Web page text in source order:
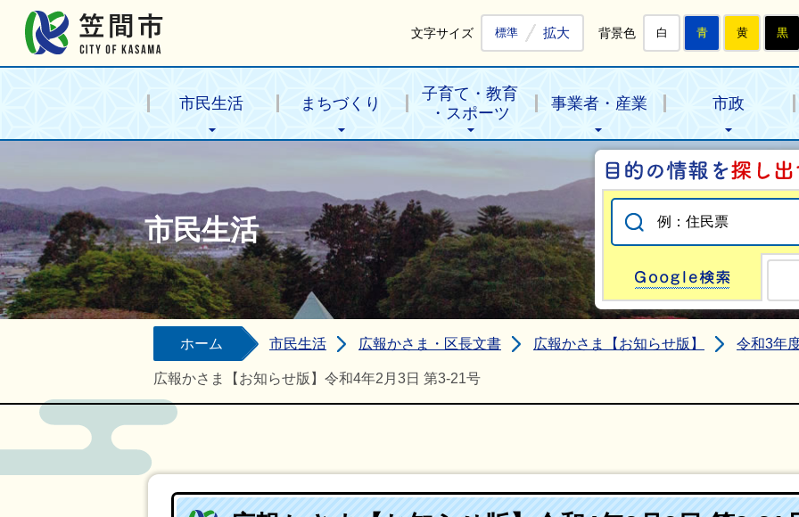
文字サイズ 標準 拡大 背景色 白 青 黄 黒
市民生活 まちづくり
子育て・教育
・スポーツ
事業者・産業 市政
市民生活
ホーム 市民生活 広報かさま・区長文書 広報かさま【お知らせ版】 令和3年
広報かさま【お知らせ版】令和4年2月3日 第3-21号